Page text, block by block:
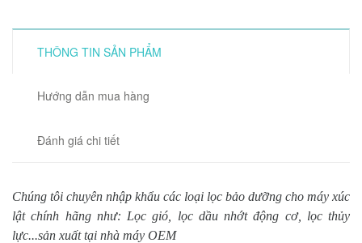
THÔNG TIN SẢN PHẨM
Hướng dẫn mua hàng
Đánh giá chi tiết
Chúng tôi chuyên nhập khẩu các loại lọc bảo dưỡng cho máy xúc
lật chính hãng như: Lọc gió, lọc dầu nhớt động cơ, lọc thủy
lực...sản xuất tại nhà máy OEM